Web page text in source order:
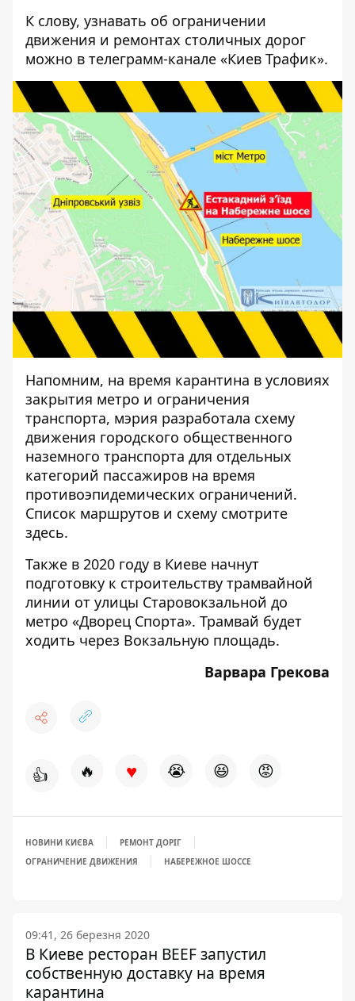
К слову, узнавать об ограничении
движения и ремонтах столичных дорог
можно в телеграмм-канале «Киев Трафик».
Напомним, на время карантина в условиях
закрытия метро и ограничения
транспорта, мэрия разработала схему
движения городского общественного
наземного транспорта для отдельных
категорий пассажиров на время
противоэпидемических ограничений.
Список маршрутов и схему смотрите
здесь.
Также в 2020 году в Киеве начнут
подготовку к строительству трамвайной
линии от улицы Старовокзальной до
метро «Дворец Спорта». Трамвай будет
ходить через Вокзальную площадь.
Варвара Грекова
👍 🔥 ♥ 😭 😆 😡
НОВИНИ КИЄВА
РЕМОНТ ДОРІГ
ОГРАНИЧЕНИЕ ДВИЖЕНИЯ
НАБЕРЕЖНОЕ ШОССЕ
09:41, 26 березня 2020
В Киеве ресторан BEEF запустил
собственную доставку на время
карантина